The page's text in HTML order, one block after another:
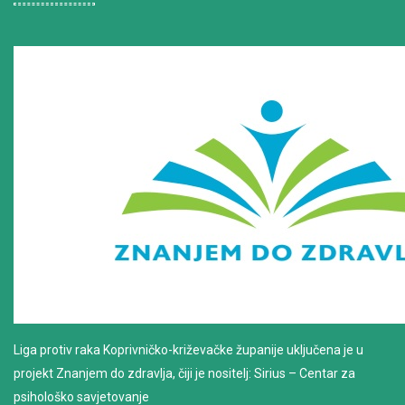
Liga protiv raka Koprivničko-križevačke županije uključena je u
projekt Znanjem do zdravlja, čiji je nositelj: Sirius – Centar za
psihološko savjetovanje